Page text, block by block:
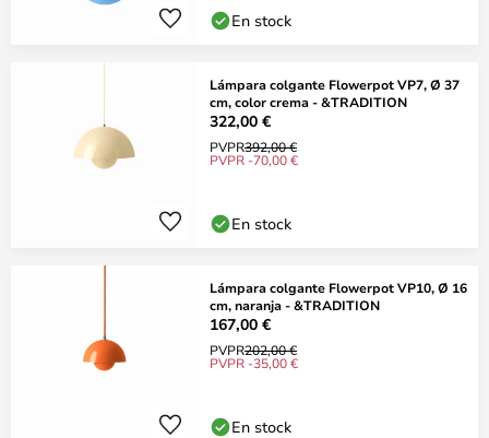
En stock
Lámpara colgante Flowerpot VP7, Ø 37
cm, color crema - &TRADITION
322,00 €
PVPR392,00 €
PVPR -70,00 €
En stock
Lámpara colgante Flowerpot VP10, Ø 16
cm, naranja - &TRADITION
167,00 €
PVPR202,00 €
PVPR -35,00 €
En stock